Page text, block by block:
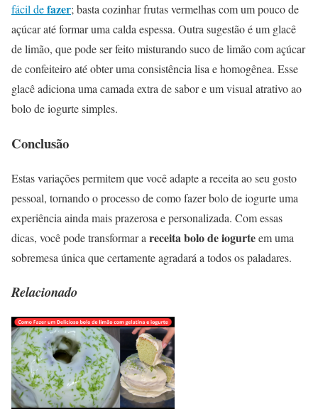
fácil defazer; basta cozinhar frutas vermelhas com um pouco de
açúcar até formar uma calda espessa. Outra sugestão é um glacê
de limão, que pode ser feito misturando suco de limão com açúcar
de confeiteiro até obter uma consistência lisa e homogênea. Esse
glacê adiciona uma camada extra de sabor e um visual atrativo ao
bolo de iogurte simples.
Conclusão
Estas variações permitem que você adapte a receita ao seu gosto
pessoal, tornando o processo de como fazer bolo de iogurte uma
experiência ainda mais prazerosa e personalizada. Com essas
dicas, você pode transformar a receita bolo de iogurteem uma
sobremesa única que certamente agradará a todos os paladares.
Relacionado